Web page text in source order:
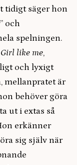
tidigt säger hon
och
spelningen.
Girl like me,
och lyxigt
mellanpratet är
behöver göra
ut i extas så
erkänner
sig själv när